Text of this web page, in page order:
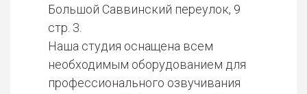
Большой Саввинский переулок, 9
стр. 3.
Наша студия оснащена всем
необходимым оборудованием для
профессионального озвучивания